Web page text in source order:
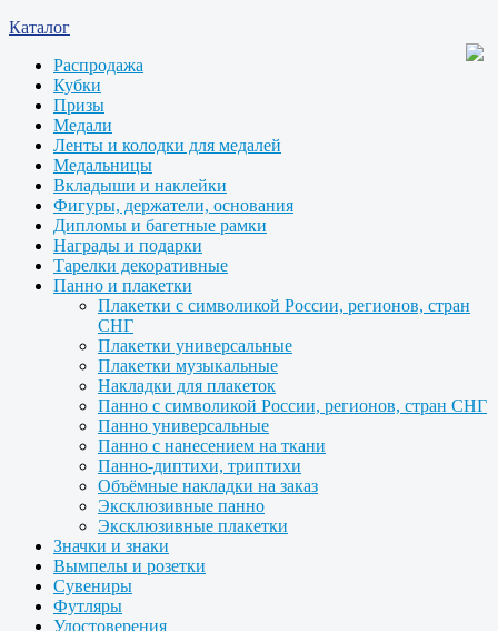
Каталог
Распродажа
Кубки
Призы
Медали
Ленты и колодки для медалей
Медальницы
Вкладыши и наклейки
Фигуры, держатели, основания
Дипломы и багетные рамки
Награды и подарки
Тарелки декоративные
Панно и плакетки
Плакетки с символикой России, регионов, стран
СНГ
Плакетки универсальные
Плакетки музыкальные
Накладки для плакеток
Панно с символикой России, регионов, стран СНГ
Панно универсальные
Панно с нанесением на ткани
Панно-диптихи, триптихи
Объёмные накладки на заказ
Эксклюзивные панно
Эксклюзивные плакетки
Значки и знаки
Вымпелы и розетки
Сувениры
Футляры
Удостоверения